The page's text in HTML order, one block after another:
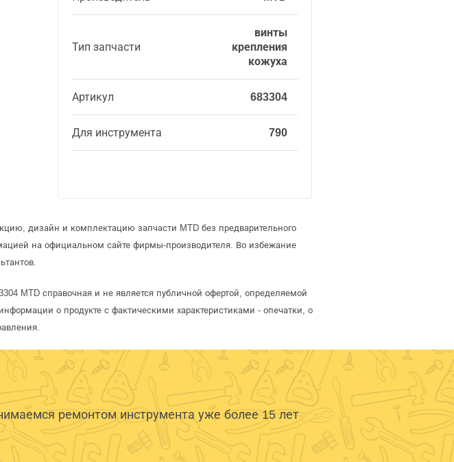
Тип запчасти
винты
крепления
кожуха
Артикул 683304
Для инструмента 790
дизайн и комплектацию запчасти MTD без предварительного
на официальном сайте фирмы-производителя. Во избежание
MTD справочная и не является публичной офертой, определяемой
о продукте с фактическими характеристиками - опечатки, о
ремонтом инструмента уже более 15 лет